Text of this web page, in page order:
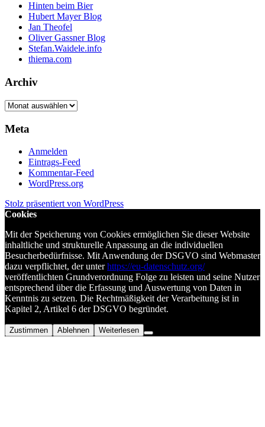
Hinten beim Bier
Hubert Mayer Blog
Jan Theofel
Oliver Gassner Blog
Stefan.Waidele.info
thiema.com
Archiv
Archiv
Meta
Anmelden
Eintrags-Feed
Kommentar-Feed
WordPress.org
Stolz präsentiert von WordPress
Cookies
Mit der Speicherung von Cookies ermöglichen Sie dieser Website
inhaltliche und strukturelle Anpassung an die individuellen
Besucherbedürfnisse. Mit Anwendung der DSGVO sind Webmaster
dazu verpflichtet, der unterhttps://eu-datenschutz.org/
veröffentlichten Grundverordnung Folge zu leisten und seine Nutzer
entsprechend über die Erfassung und Auswertung von Daten in
Kenntnis zu setzen. Die Rechtmäßigkeit der Verarbeitung ist in
Kapitel 2, Artikel 6 der DSGVO begründet.
Zustimmen Ablehnen Weiterlesen